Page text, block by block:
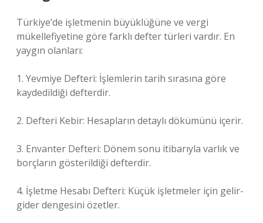
Türkiye’de işletmenin büyüklüğüne ve vergi
mükellefiyetine göre farklı defter türleri vardır. En
yaygın olanları:
1. Yevmiye Defteri: İşlemlerin tarih sırasına göre
kaydedildiği defterdir.
2. Defteri Kebir: Hesapların detaylı dökümünü içerir.
3. Envanter Defteri: Dönem sonu itibarıyla varlık ve
borçların gösterildiği defterdir.
4. İşletme Hesabı Defteri: Küçük işletmeler için gelir-
gider dengesini özetler.